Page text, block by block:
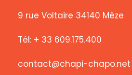
9 rue Voltaire 34140 Mèze
Tél: + 33 609.175.400
contact@chapi-chapo.net